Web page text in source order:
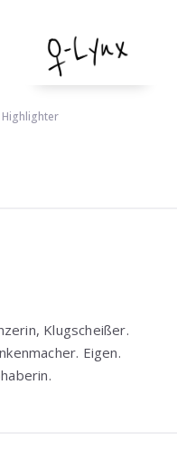
Highlighter
Klugscheißer.
Eigen.